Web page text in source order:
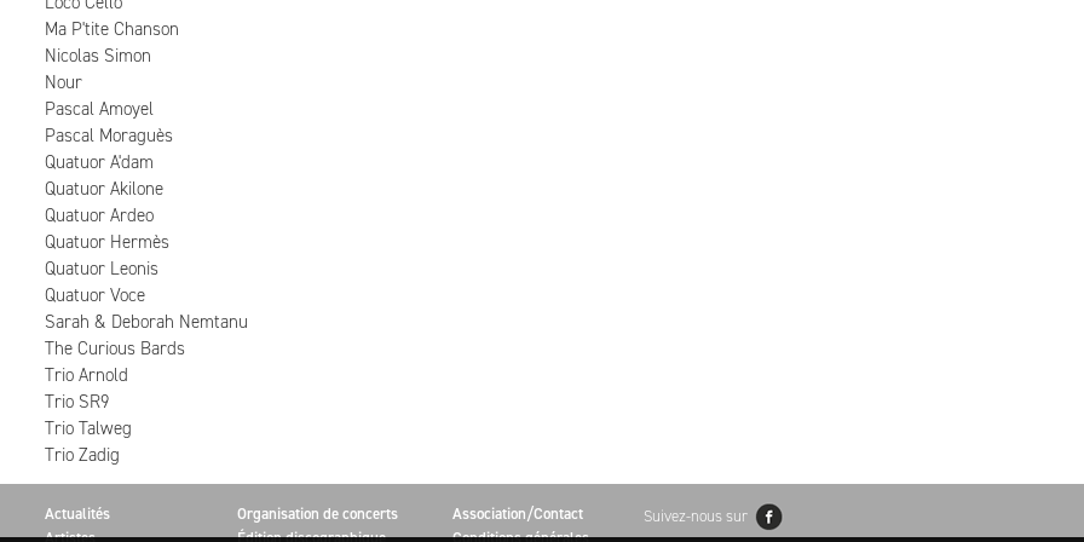
Ma P'tite Chanson
Nicolas Simon
Nour
Pascal Amoyel
Pascal Moraguès
Quatuor A'dam
Quatuor Akilone
Quatuor Ardeo
Quatuor Hermès
Quatuor Leonis
Quatuor Voce
Sarah & Deborah Nemtanu
The Curious Bards
Trio Arnold
Trio SR9
Trio Talweg
Trio Zadig
Actualités
Artistes
Organisation de concerts
Édition discographique
Association/Contact
Conditions générales
Suivez-nous sur